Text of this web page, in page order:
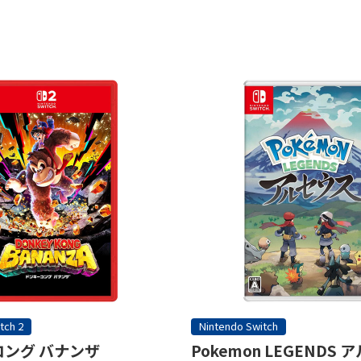
2
グ バナンザ
Nintendo Switch
Pokemon LEGENDS ア